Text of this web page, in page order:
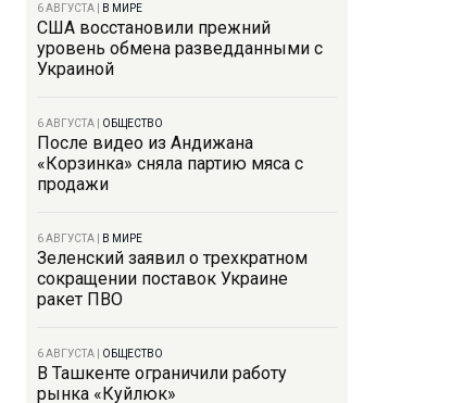
6 АВГУСТА В МИРЕ
США восстановили прежний
уровень обмена разведданными с
Украиной
6 АВГУСТА ОБЩЕСТВО
После видео из Андижана
«Корзинка» сняла партию мяса с
продажи
6 АВГУСТА В МИРЕ
Зеленский заявил о трехкратном
сокращении поставок Украине
ракет ПВО
6 АВГУСТА ОБЩЕСТВО
В Ташкенте ограничили работу
рынка «Куйлюк»